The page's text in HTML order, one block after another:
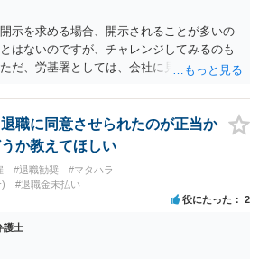
示を求める場合、開示されることが多いの
はないのですが、チャレンジしてみるのも
だ、労基署としては、会社に見せてもらっ
らう必要があると思います。よって、就業
りはメール等の形に残る方法で行うのが良
職に同意させられたのが正当か
か教えてほしい
#退職勧奨
#マタハラ
#退職金未払い
役にたった 2
護士